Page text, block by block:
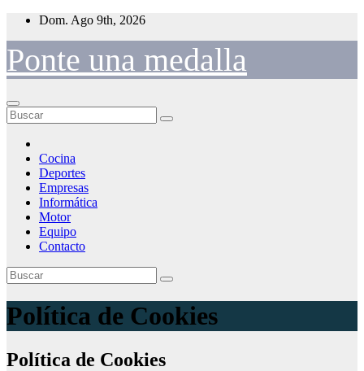
Saltar
contenido
Dom. Ago 9th, 2026
Ponte una medalla
Cocina
Deportes
Empresas
Informática
Motor
Equipo
Contacto
Política de Cookies
Política de Cookies